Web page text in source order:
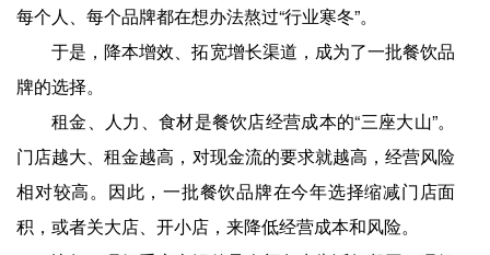
每个人、每个品牌都在想办法熬过“行业寒冬”。
于是，降本增效、拓宽增长渠道，成为了一批餐饮品
牌的选择。
租金、人力、食材是餐饮店经营成本的“三座大山”。
门店越大、租金越高，对现金流的要求就越高，经营风险
相对较高。因此，一批餐饮品牌在今年选择缩减门店面
积，或者关大店、开小店，来降低经营成本和风险。